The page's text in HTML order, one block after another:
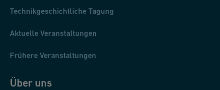
Technikgeschichtliche Tagung
Aktuelle Veranstaltungen
Frühere Veranstaltungen
Über uns